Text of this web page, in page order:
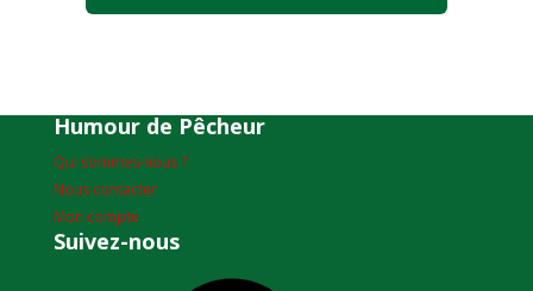
Humour de Pêcheur
Qui sommes-nous ?
Nous contacter
Mon compte
Suivez-nous